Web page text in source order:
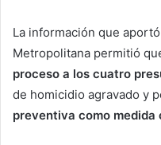
La información que
Metropolitana permitió
proceso a los cuatro
de homicidio agravado y
preventiva como medida